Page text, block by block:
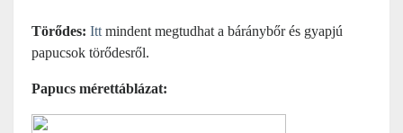
Törődes: Itt mindent megtudhat a báránybőr és gyapjú
papucsok törődesről.
Papucs mérettáblázat: